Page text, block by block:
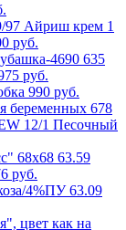
1
руб.
635
руб.
990 руб.
678
63.59
руб.
63.09